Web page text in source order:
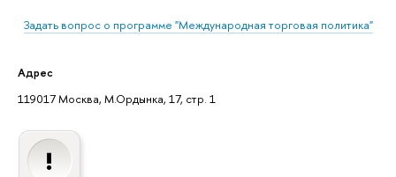
Задать вопрос о программе "Международная торговая политика"
Адрес
119017 Москва, М.Ордынка, 17, стр. 1